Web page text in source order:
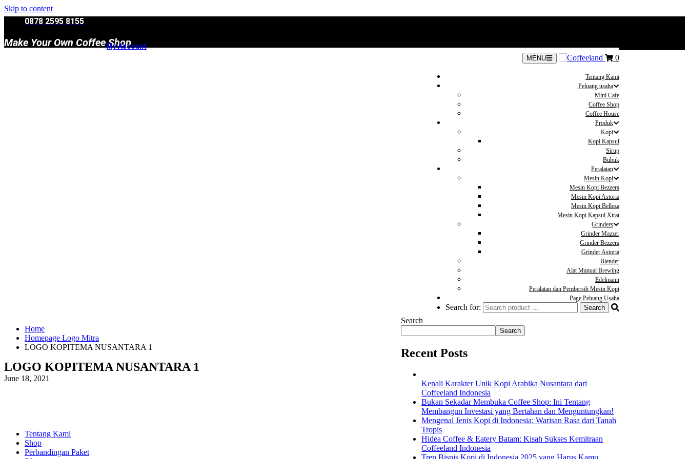
Skip to content
0878 2595 8155
Make Your Own Coffee Shop
My Account
MENU 0
Tentang Kami
Peluang usaha
Mini Cafe
Coffee Shop
Coffee House
Produk
Kopi
Kopi Kapsul
Sirup
Bubuk
Peralatan
Mesin Kopi
Mesin Kopi Bezzera
Mesin Kopi Astoria
Mesin Kopi Belleza
Mesin Kopi Kapsul Xtrat
Grinders
Grinder Mazzer
Grinder Bezzera
Grinder Astoria
Blender
Alat Manual Brewing
Edelmann
Peralatan dan Pembersih Mesin Kopi
Page Peluang Usaha
Search for:
Home
Homepage Logo Mitra
LOGO KOPITEMA NUSANTARA 1
LOGO KOPITEMA NUSANTARA 1
June 18, 2021
Search
Search
Recent Posts
Kenali Karakter Unik Kopi Arabika Nusantara dari
Coffeeland Indonesia
Bukan Sekadar Membuka Coffee Shop: Ini Tentang
Membangun Investasi yang Bertahan dan Menguntungkan!
Mengenal Jenis Kopi di Indonesia: Warisan Rasa dari Tanah
Tropis
Hidea Coffee & Eatery Batam: Kisah Sukses Kemitraan
Coffeeland Indonesia
Tentang Kami
Shop
Perbandingan Paket